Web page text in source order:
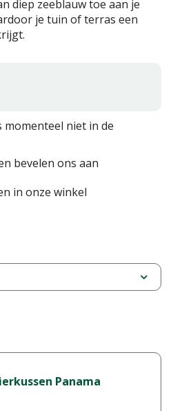
diep zeeblauw toe aan je
je tuin of terras een
momenteel niet in de
bevelen ons aan
in onze winkel
Panama